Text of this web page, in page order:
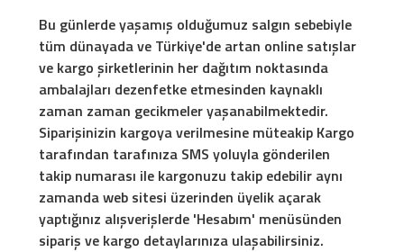
Bu günlerde yaşamış olduğumuz salgın sebebiyle
tüm dünayada ve Türkiye'de artan online satışlar
ve kargo şirketlerinin her dağıtım noktasında
ambalajları dezenfetke etmesinden kaynaklı
zaman zaman gecikmeler yaşanabilmektedir.
Siparişinizin kargoya verilmesine müteakip Kargo
tarafından tarafınıza SMS yoluyla gönderilen
takip numarası ile kargonuzu takip edebilir aynı
zamanda web sitesi üzerinden üyelik açarak
yaptığınız alışverişlerde 'Hesabım' menüsünden
sipariş ve kargo detaylarınıza ulaşabilirsiniz.